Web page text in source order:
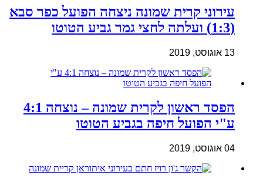
עירוני קרית שמונה ניצחה הפועל כפר סבא
(1:3) ועלתה לחצי גמר גביע הטוטו
13 אוגוסט, 2019
הפסד ראשון לקרית שמונה – נוצחה 4:1
ע"י הפועל חיפה בגביע הטוטו
04 אוגוסט, 2019